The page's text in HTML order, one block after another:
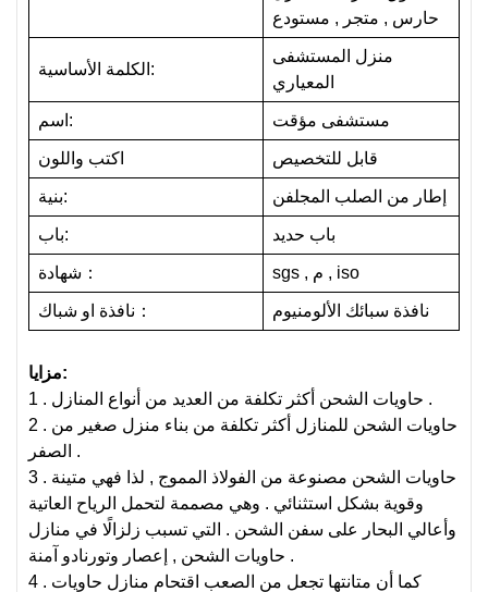
حارس , متجر , مستودع
الكلمة الأساسية:
منزل المستشفى
المعياري
اسم: مستشفى مؤقت
اكتب واللون قابل للتخصيص
بنية: إطار من الصلب المجلفن
باب: باب حديد
شهادة ： sgs , م , iso
نافذة او شباك ： نافذة سبائك الألومنيوم
مزايا:
1 . حاويات الشحن أكثر تكلفة من العديد من أنواع المنازل .
2 . حاويات الشحن للمنازل أكثر تكلفة من بناء منزل صغير من
الصفر .
3 . حاويات الشحن مصنوعة من الفولاذ المموج , لذا فهي متينة
وقوية بشكل استثنائي . وهي مصممة لتحمل الرياح العاتية
وأعالي البحار على سفن الشحن . التي تسبب زلزالًا في منازل
حاويات الشحن , إعصار وتورنادو آمنة .
4 . كما أن متانتها تجعل من الصعب اقتحام منازل حاويات